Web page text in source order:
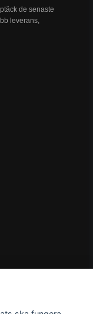
de senaste
leverans,